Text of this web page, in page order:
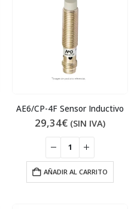
AE6/CP-4F Sensor Inductivo
29,34€ (SIN IVA)
AÑADIR AL CARRITO